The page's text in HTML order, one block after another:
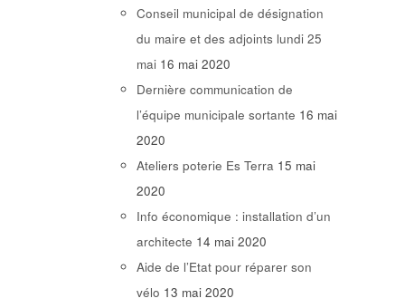
Conseil municipal de désignation
du maire et des adjoints lundi 25
mai 16 mai 2020
Dernière communication de
l’équipe municipale sortante 16 mai
2020
Ateliers poterie Es Terra 15 mai
2020
Info économique : installation d’un
architecte 14 mai 2020
Aide de l’Etat pour réparer son
vélo 13 mai 2020